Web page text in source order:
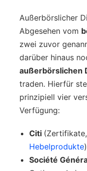
Außerbörslicher
Abgesehen vom
zwei zuvor
darüber hinaus
außerbörslichen
traden. Hierfür
prinzipiell vier
Verfügung:
Citi
Hebelprodukte)
Société